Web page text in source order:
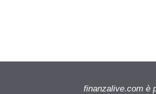
finanzalive.com è